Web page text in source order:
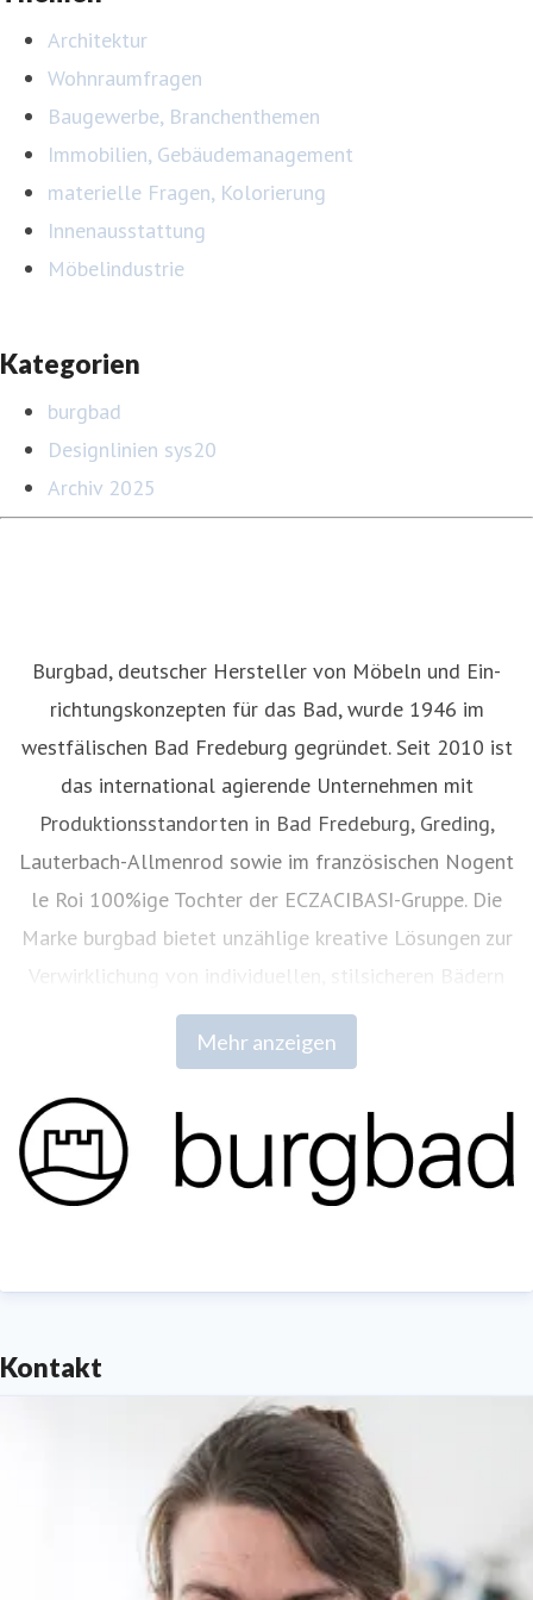
Architektur
Wohnraumfragen
Baugewerbe, Branchenthemen
Immobilien, Gebäudemanagement
materielle Fragen, Kolorierung
Innenausstattung
Möbelindustrie
Kategorien
burgbad
Designlinien sys20
Archiv 2025
Burgbad, deutscher Hersteller von Möbeln und Ein­
richtungskonzepten für das Bad, wurde 1946 im
westfälischen Bad Fredeburg gegründet. Seit 2010 ist
das international agierende Unternehmen mit
Produktionsstandorten in Bad Fredeburg, Greding,
Lauterbach-Allmenrod sowie im französischen Nogent
le Roi 100%ige Tochter der ECZACIBASI­-Gruppe. Die
Marke burgbad bietet unzählige kreative Lösungen zur
Verwirklichung von individuellen, stilsicheren Bädern
in hoher ästhetischer und technischer
Qualität.www.burgbad.com
Mehr anzeigen
Kontakt